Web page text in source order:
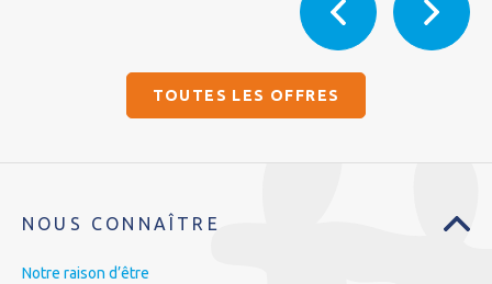
TOUTES LES OFFRES
NOUS CONNAÎTRE
Notre raison d’être